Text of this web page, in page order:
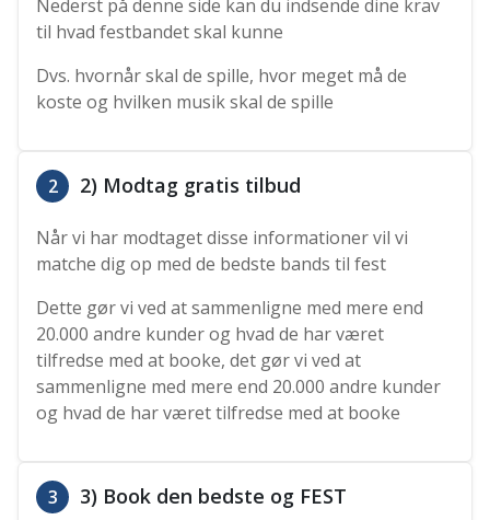
Nederst på denne side kan du indsende dine krav
til hvad festbandet skal kunne
Dvs. hvornår skal de spille, hvor meget må de
koste og hvilken musik skal de spille
2 2) Modtag gratis tilbud
Når vi har modtaget disse informationer vil vi
matche dig op med de bedste bands til fest
Dette gør vi ved at sammenligne med mere end
20.000 andre kunder og hvad de har været
tilfredse med at booke, det gør vi ved at
sammenligne med mere end 20.000 andre kunder
og hvad de har været tilfredse med at booke
3 3) Book den bedste og FEST